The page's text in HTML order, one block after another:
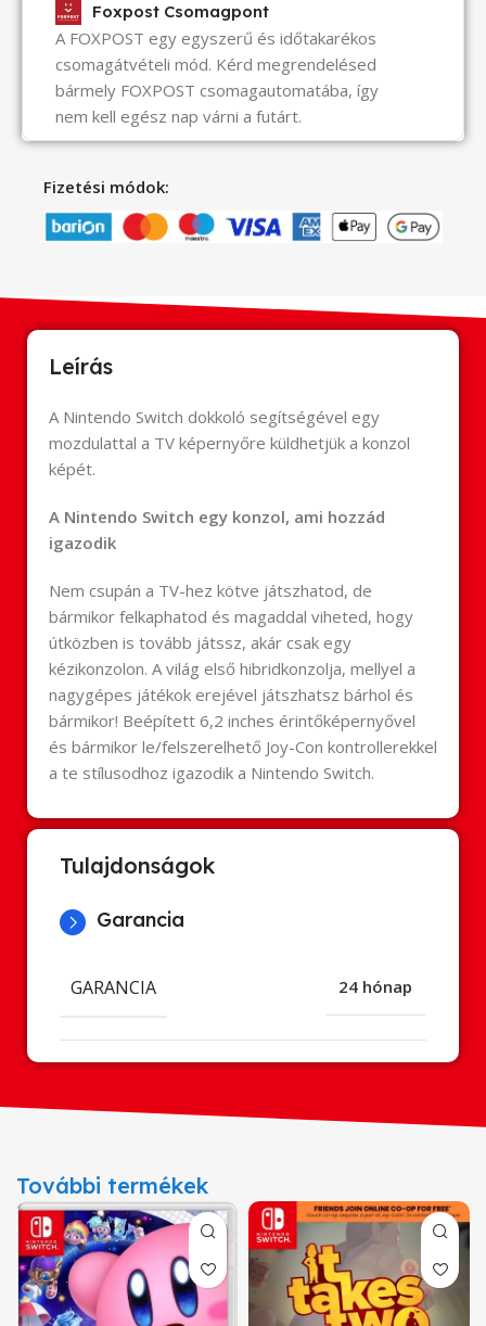
Foxpost Csomagpont
A FOXPOST egy egyszerű és időtakarékos
csomagátvételi mód. Kérd megrendelésed
bármely FOXPOST csomagautomatába, így
nem kell egész nap várni a futárt.
Fizetési módok:
Leírás
A Nintendo Switch dokkoló segítségével egy
mozdulattal a TV képernyőre küldhetjük a konzol
képét.
A Nintendo Switch egy konzol, ami hozzád
igazodik
Nem csupán a TV-hez kötve játszhatod, de
bármikor felkaphatod és magaddal viheted, hogy
útközben is tovább játssz, akár csak egy
kézikonzolon. A világ első hibridkonzolja, mellyel a
nagygépes játékok erejével játszhatsz bárhol és
bármikor! Beépített 6,2 inches érintőképernyővel
és bármikor le/felszerelhető Joy-Con kontrollerekkel
a te stílusodhoz igazodik a Nintendo Switch.
Tulajdonságok
Garancia
GARANCIA 24 hónap
További termékek